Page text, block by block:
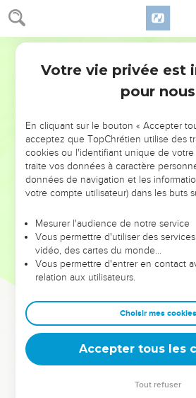
Josué Introduction
propriété de l’Eternel (Lv 25.23).
Josué, parvenu à un grand âge, est
qu’une grande partie du territoire
(13.1). Ce partage du territoire se
Les chapitres 22 à 24 rapportent les
de la vie de Josué : la première
installées à l’est et à l’ouest du
discours d’adieu, testament spirituel,
avant la mort de Josué (ch.23 et 24).
Le livre de Josué souligne la fidélité
promesses se réalisent. Dans
fidélité à son égard : confiance en lui,
refus de compromis avec la religion
donnée est aussi à conquérir.
permission. All rights reserved
Votre vie privée est
pour nous
En cliquant sur le bouton « Accepter
acceptez que TopChrétien utilise des
cookies ou l'identifiant unique de votre
traite vos données à caractère
données de navigation et les
votre compte utilisateur) dans les buts
Mesurer l'audience de notre service
Vous permettre d'utiliser des
vidéo, des cartes du monde…
Vous permettre d'entrer en contact
relation aux utilisateurs.
Choisir mes cookies
Accepter tous les
Tout refuser